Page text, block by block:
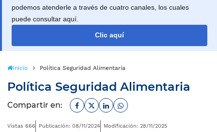
podemos atenderle a través de cuatro canales, los cuales
puede consultar aquí.
Clic aquí
Inicio Política Seguridad Alimentaria
Política Seguridad Alimentaria
Compartir en: Facebook
TwitterLinkedinWhatsapp
Vistas 666 Publicación: 08/11/2024 Modificación: 28/11/2025